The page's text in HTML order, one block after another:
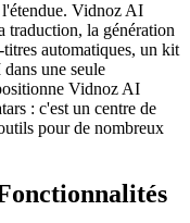
Vidnoz AI
traduction, la génération
automatiques, un kit
une seule
Vidnoz AI
: c'est un centre de
pour de nombreux